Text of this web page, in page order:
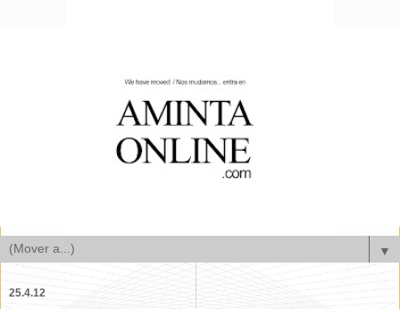
▼
25.4.12